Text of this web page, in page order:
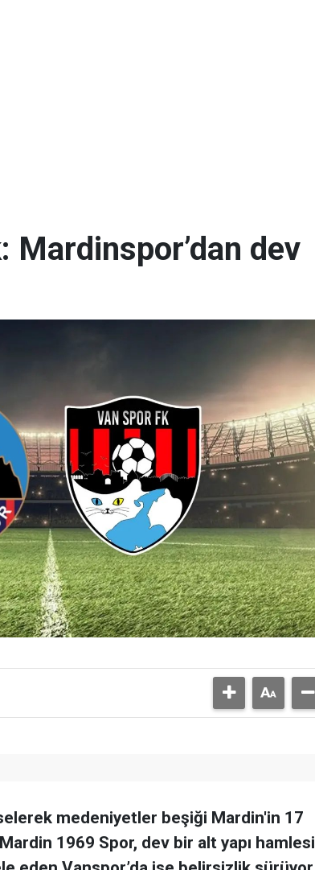
Mardinspor’dan dev
medeniyetler beşiği Mardin'in 17
1969 Spor, dev bir alt yapı hamlesi